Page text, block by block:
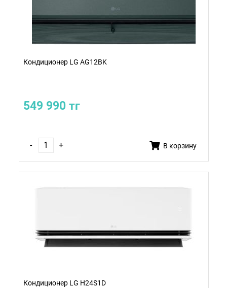
Кондиционер LG AG12BK
549 990 тг
- + В корзину
Кондиционер LG H24S1D